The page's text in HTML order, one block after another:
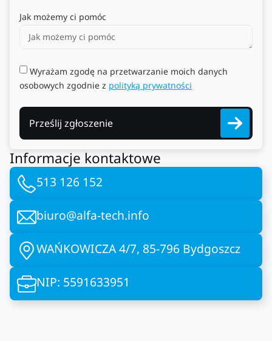
Jak możemy ci pomóc
Wyrażam zgodę na przetwarzanie moich danych
osobowych zgodnie z polityką prywatności
Prześlij zgłoszenie
Informacje kontaktowe
513 126 152
biuro@alfa-tech.info
WAŃKOWICZA 4/7, 85-796 Bydgoszcz
NIP: 5591633951